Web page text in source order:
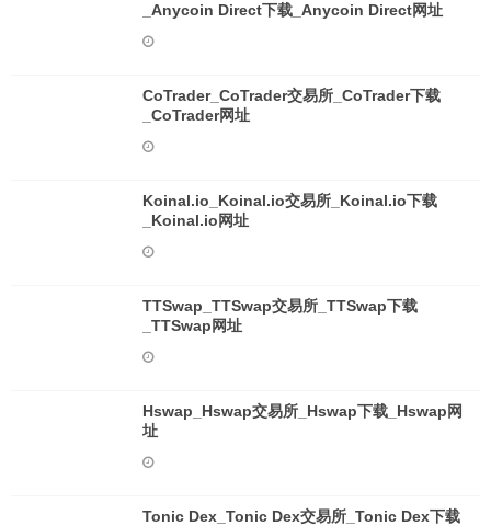
_Anycoin Direct下载_Anycoin Direct网址
CoTrader_CoTrader交易所_CoTrader下载
_CoTrader网址
Koinal.io_Koinal.io交易所_Koinal.io下载
_Koinal.io网址
TTSwap_TTSwap交易所_TTSwap下载
_TTSwap网址
Hswap_Hswap交易所_Hswap下载_Hswap网
址
Tonic Dex_Tonic Dex交易所_Tonic Dex下载